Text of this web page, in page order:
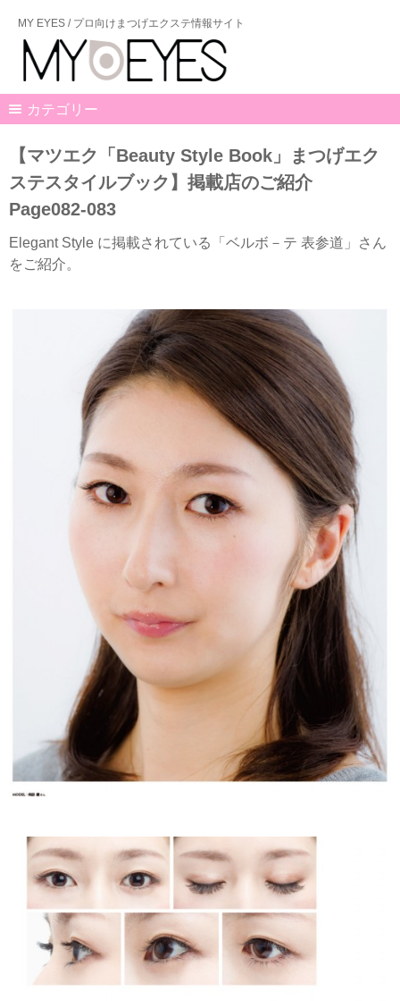
MY EYES / プロ向けまつげエクステ情報サイト
カテゴリー
【マツエク「Beauty Style Book」まつげエク
ステスタイルブック】掲載店のご紹介
Page082-083
Elegant Style に掲載されている「ベルボ－テ 表参道」さん
をご紹介。